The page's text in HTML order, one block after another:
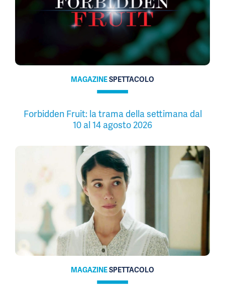
MAGAZINESPETTACOLO
Forbidden Fruit: la trama della settimana dal
10 al 14 agosto 2026
MAGAZINESPETTACOLO